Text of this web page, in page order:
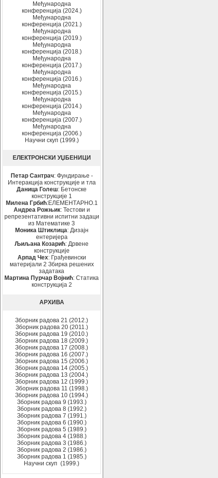
Међународна
конференција (2024.)
Међународна
конференција (2021.)
Међународна
конференција (2019.)
Међународна
конференција (2018.)
Међународна
конференција (2017.)
Међународна
конференција (2016.)
Међународна
конференција (2015.)
Међународна
конференција (2014.)
Међународна
конференција (2007.)
Међународна
конференција (2006.)
Научни скуп (1999.)
ЕЛЕКТРОНСКИ УЏБЕНИЦИ
Петар Сантрач: Фундирање -
Интеракција конструкције и тла
Даница Голеш: Бетонске
конструкције 1
Милена Грбић:ЕЛЕМЕНТАРНО.1
Андреа Рожњик: Тестови и
репрезентативни испитни задаци
из Математике 3
Моника Штиклица: Дизајн
ентеријера
Љиљана Козарић: Дрвене
конструкције
Арпад Чех: Грађевински
материјали 2 Збирка решених
задатака
Мартина Пурчар Војнић: Статика
конструкција 2
АРХИВА
Зборник радова 21 (2012.)
Зборник радова 20 (2011.)
Зборник радова 19 (2010.)
Зборник радова 18 (2009.)
Зборник радова 17 (2008.)
Зборник радова 16 (2007.)
Зборник радова 15 (2006.)
Зборник радова 14 (2005.)
Зборник радова 13 (2004.)
Зборник радова 12 (1999.)
Зборник радова 11 (1998.)
Зборник радова 10 (1994.)
Зборник радова 9 (1993.)
Зборник радова 8 (1992.)
Зборник радова 7 (1991.)
Зборник радова 6 (1990.)
Зборник радова 5 (1989.)
Зборник радова 4 (1988.)
Зборник радова 3 (1986.)
Зборник радова 2 (1986.)
Зборник радова 1 (1985.)
Научни скуп (1999.)